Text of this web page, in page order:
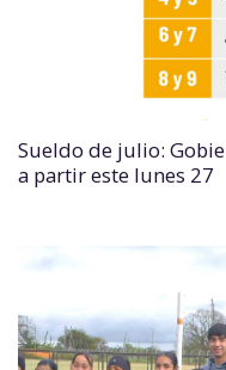
Sueldo de julio:
a partir este lunes 27